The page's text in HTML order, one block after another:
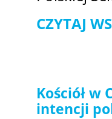
CZYTAJ
Kościół
intencji